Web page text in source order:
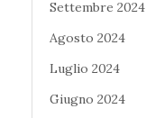
Settembre 2024
Agosto 2024
Luglio 2024
Giugno 2024